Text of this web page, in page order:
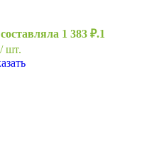
1 383 ₽.1
шт.